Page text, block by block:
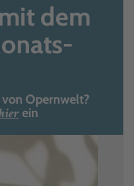
dem
Opernwelt?
ein